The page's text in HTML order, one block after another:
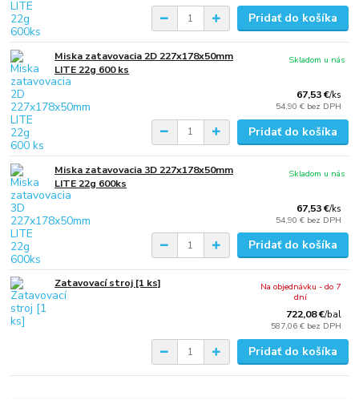
Pridať do košíka
Miska zatavovacia 2D 227x178x50mm
LITE 22g 600 ks
67,53 €/ks
54,90 € bez DPH
Skladom u nás
Pridať do košíka
Miska zatavovacia 3D 227x178x50mm
LITE 22g 600ks
67,53 €/ks
54,90 € bez DPH
Skladom u nás
Pridať do košíka
Zatavovací stroj [1 ks]
722,08 €/bal
587,06 € bez DPH
Na objednávku - do 7
dní
Pridať do košíka